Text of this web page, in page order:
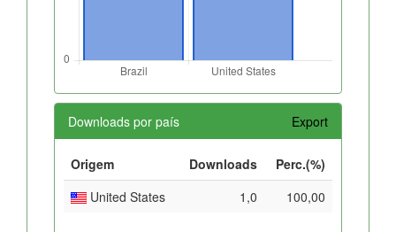
Downloads por país Export
Origem Downloads
Perc.(%)
United States
1,0 100,00